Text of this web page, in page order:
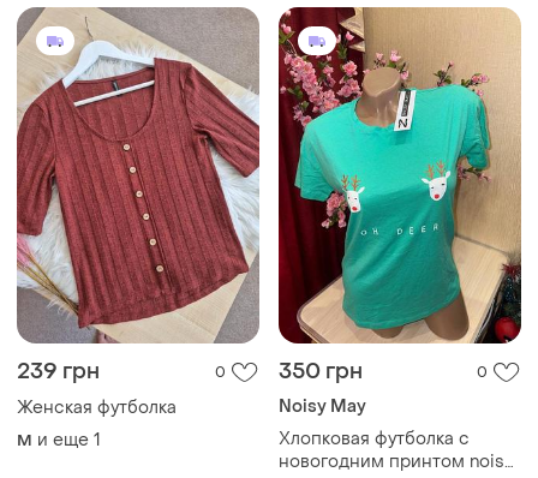
239 грн 0
Женская футболка
M и еще 1
350 грн
Noisy May
Хлопковая футболка с
новогодним принтом noisy
may р.s